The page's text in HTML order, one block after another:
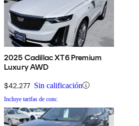
2025 Cadillac XT6 Premium
Luxury AWD
$42,277 Sin calificación
Incluye tarifas de conc.